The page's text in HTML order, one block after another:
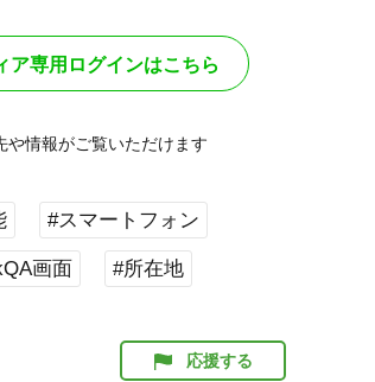
ア専用ログインはこちら
や情報がご覧いただけます
#スマートフォン
画面 #所在地
応援する